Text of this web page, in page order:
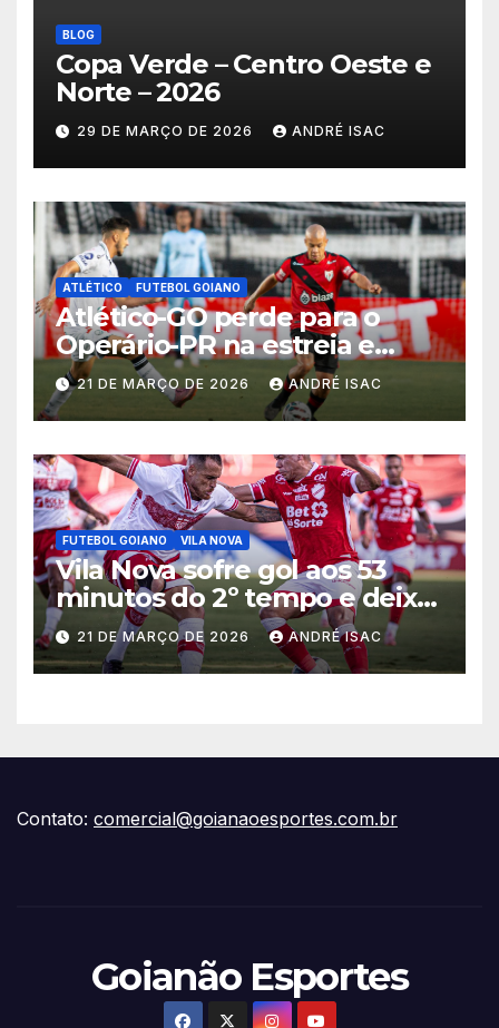
BLOG
Copa Verde – Centro Oeste e
Norte – 2026
29 DE MARÇO DE 2026 ANDRÉ ISAC
ATLÉTICO FUTEBOL GOIANO
Atlético-GO perde para o
Operário-PR na estreia e
começa sob pressão a Série B
2026
21 DE MARÇO DE 2026 ANDRÉ ISAC
FUTEBOL GOIANO VILA NOVA
Vila Nova sofre gol aos 53
minutos do 2º tempo e deixa
vitória escapar na estreia da
Série B
21 DE MARÇO DE 2026 ANDRÉ ISAC
Contato: comercial@goianaoesportes.com.br
Goianão Esportes